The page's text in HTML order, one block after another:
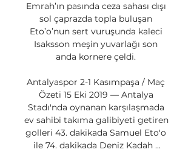
Emrah’ın pasında ceza sahası dışı
sol çaprazda topla buluşan
Eto’o’nun sert vuruşunda kaleci
Isaksson meşin yuvarlağı son
anda kornere çeldi.
Antalyaspor 2-1 Kasımpaşa / Maç
Özeti 15 Eki 2019 — Antalya
Stadı'nda oynanan karşılaşmada
ev sahibi takıma galibiyeti getiren
golleri 43. dakikada Samuel Eto'o
ile 74. dakikada Deniz Kadah ...